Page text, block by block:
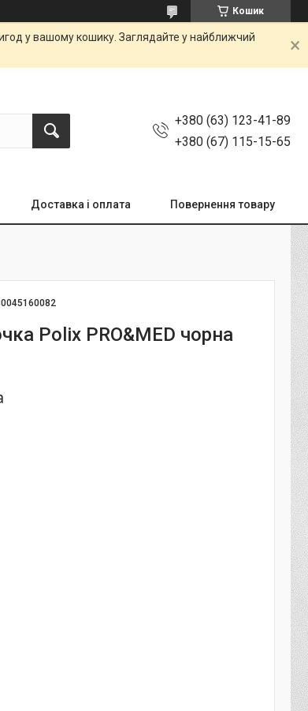
Кошик
у вашому кошику. Заглядайте у найближчий
+380 (63) 123-41-89
+380 (67) 115-15-65
Доставка і оплата Повернення товару
Polix PRO&MED чорна